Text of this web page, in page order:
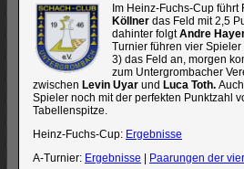
Im Heinz-Fuchs-Cup führt
Köllner das Feld mit 2,5
dahinter folgtAndre
Turnier führen vier
3) das Feld an, morgen
zum Untergrombacher
zwischen Levin Uyar und Luca Toth.
Spieler noch mit der perfekten Punktzahl
Tabellenspitze.
Heinz-Fuchs-Cup: Ergebnisse
A-Turnier: Ergebnisse | Paarungen der